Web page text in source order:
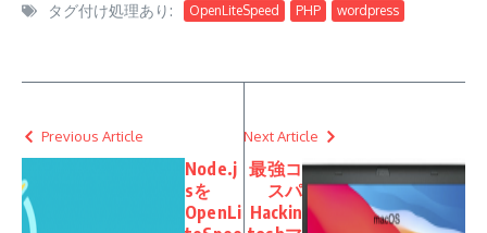
タグ付け処理あり: OpenLiteSpeed PHP wordpress
Previous Article
Node.j
sを
OpenLi
Next Article
最強コ
スパ
Hackin